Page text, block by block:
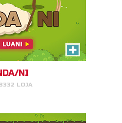
NI
LOJA
Ndihmoni Fermerin Gizmo të
korrë bimët e tij!